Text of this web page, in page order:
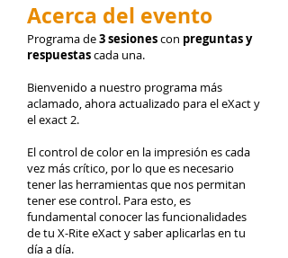
Acerca del evento
Programa de3 sesionescon preguntas y
respuestascada una.
Bienvenido a nuestro programa más
aclamado, ahora actualizado para el eXact y
el exact 2.
El control de color en la impresión es cada
vez más crítico, por lo que es necesario
tener las herramientas que nos permitan
tener ese control. Para esto, es
fundamental conocer las funcionalidades
de tu X-Rite eXact y saber aplicarlas en tu
día a día.